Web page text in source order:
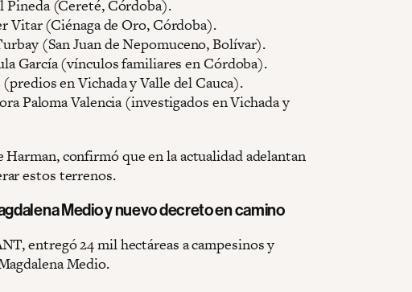
Pineda (Cereté, Córdoba).
Vitar (Ciénaga de Oro, Córdoba).
(San Juan de Nepomuceno, Bolívar).
García (vínculos familiares en Córdoba).
en Vichada y Valle del Cauca).
Paloma Valencia (investigados en Vichada y
confirmó que en la actualidad adelantan
estos terrenos.
Medio y nuevo decreto en camino
entregó 24 mil hectáreas a campesinos y
Medio.